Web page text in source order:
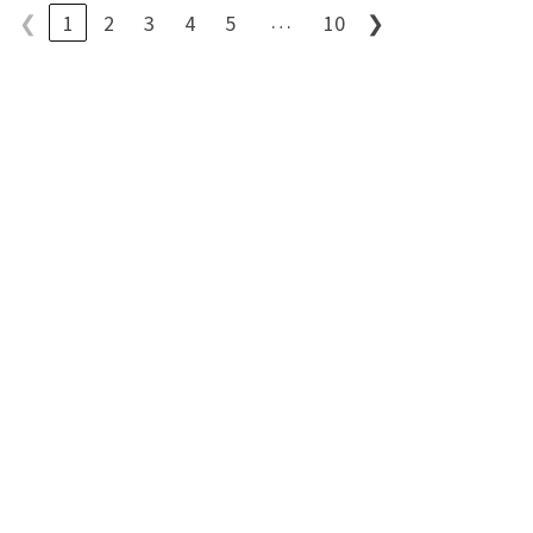
❮ 1 2 3 4 5 … 10 ❯